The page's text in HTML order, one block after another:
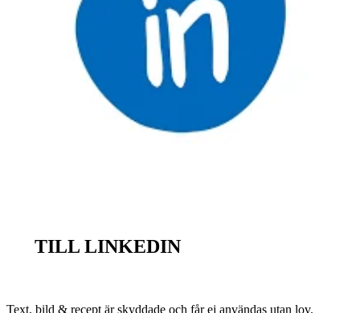
TILL LINKEDIN
Text, bild & recept är skyddade och får ej användas utan lov.